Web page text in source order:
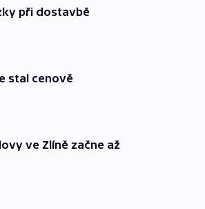
při dostavbě
stal cenově
ve Zlíně začne až